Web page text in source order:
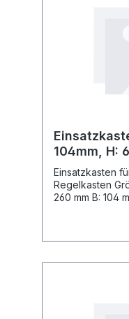
104mm, H:
silbergrau
Einsatzkasten
Regelkasten
260 mm B: 104